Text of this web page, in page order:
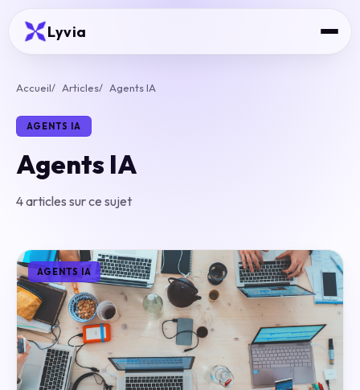
Lyvia
Accueil Articles Agents IA
AGENTS IA
Agents IA
4 articles sur ce sujet
AGENTS IA